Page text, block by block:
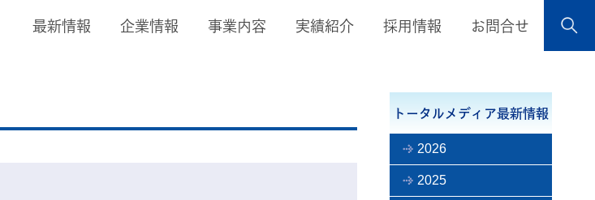
最新情報 企業情報 事業内容 実績紹介 採用情報 お問合せ
トータルメディア最新情報
2026
2025